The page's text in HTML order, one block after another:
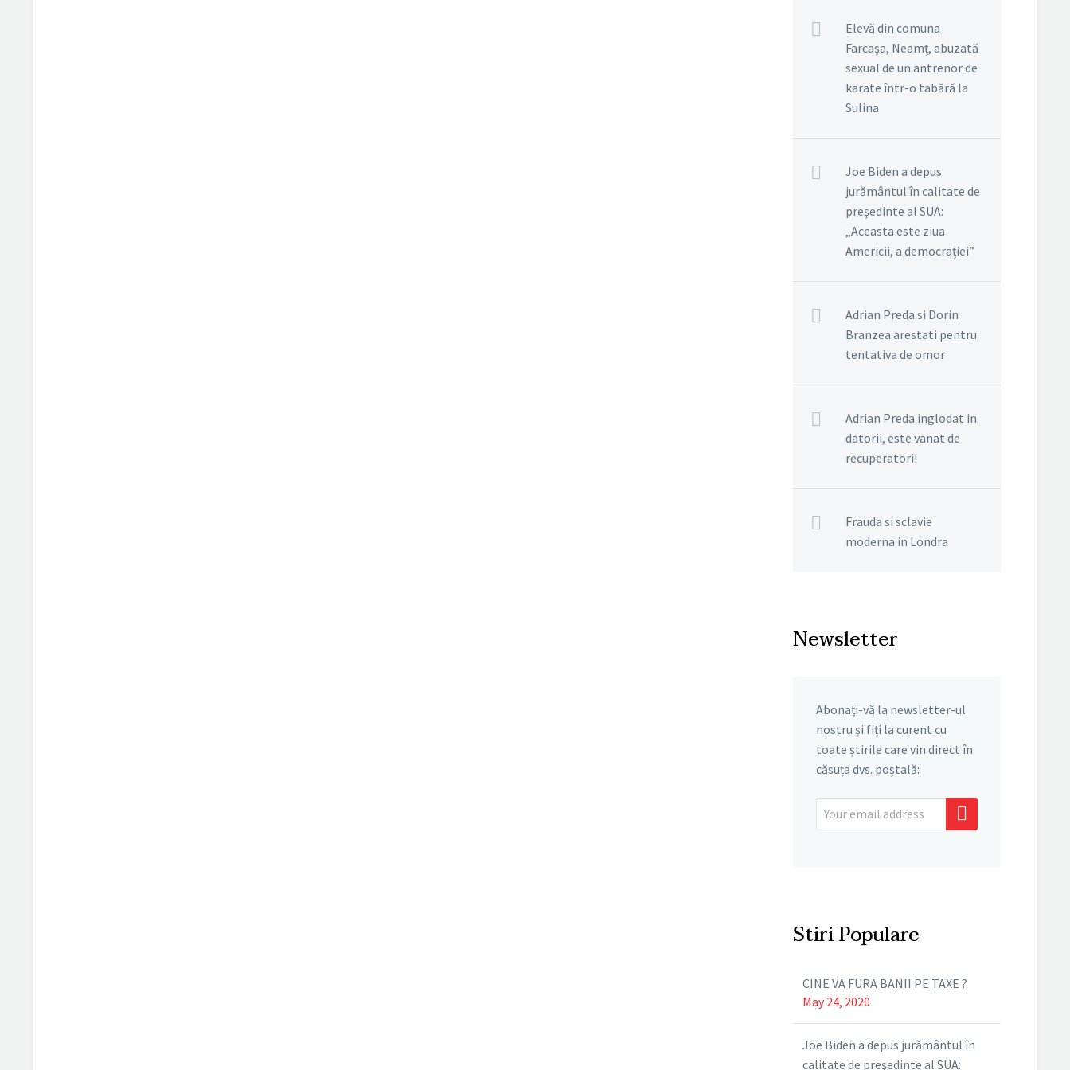
Elevă din comuna
Farcașa, Neamț, abuzată
sexual de un antrenor de
karate într-o tabără la
Sulina
Joe Biden a depus
jurământul în calitate de
preşedinte al SUA:
„Aceasta este ziua
Americii, a democraţiei”
Adrian Preda si Dorin
Branzea arestati pentru
tentativa de omor
Adrian Preda inglodat in
datorii, este vanat de
recuperatori!
Frauda si sclavie
moderna in Londra
Newsletter
Abonați-vă la newsletter-ul
nostru și fiți la curent cu
toate știrile care vin direct în
căsuța dvs. poștală:
Stiri Populare
CINE VA FURA BANII PE TAXE ?
May 24, 2020
Joe Biden a depus jurământul în
calitate de preşedinte al SUA: